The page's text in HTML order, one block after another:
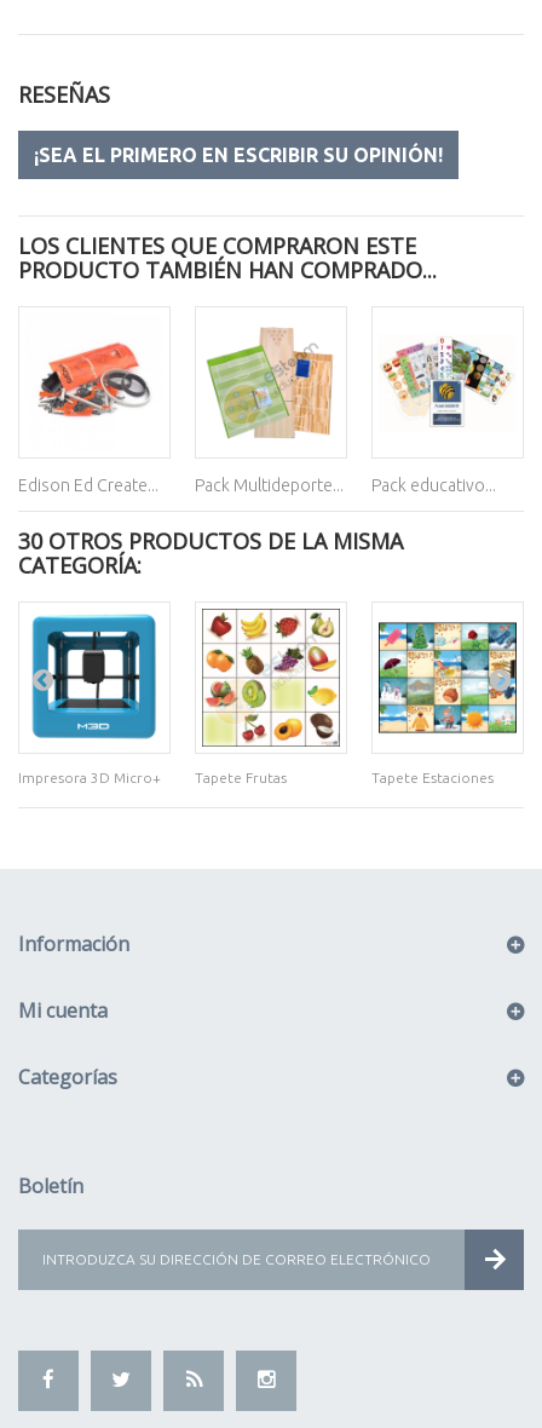
RESEÑAS
¡SEA EL PRIMERO EN ESCRIBIR SU OPINIÓN!
LOS CLIENTES QUE COMPRARON ESTE
PRODUCTO TAMBIÉN HAN COMPRADO...
Edison Ed Create... Pack Multideporte... Pack educativo...
30 OTROS PRODUCTOS DE LA MISMA
CATEGORÍA:
Impresora 3D Micro+ Tapete Frutas Tapete Estaciones
Información
Mi cuenta
Categorías
Boletín